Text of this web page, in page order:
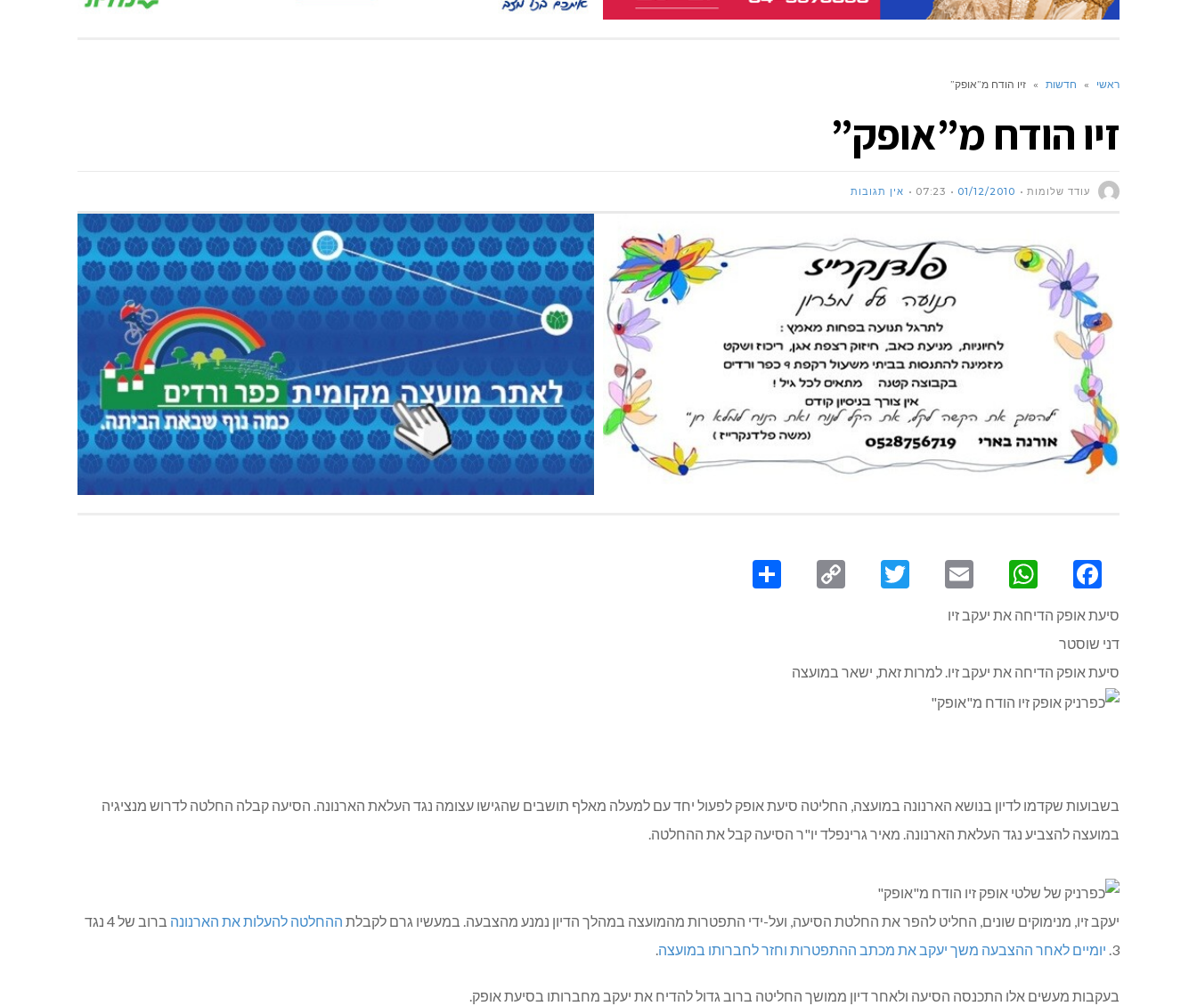
ראשי » חדשות » זיו הודח מ”אופק”
זיו הודח מ”אופק”
עודד שלומות 01/12/2010
07:23 אין תגובות
Facebook
WhatsApp
Email
Twitter
Copy
סיעת אופק הדיחה את יעקב זיו
דני שוסטר
סיעת אופק הדיחה את יעקב זיו. למרות זאת, ישאר במועצה
בשבועות שקדמו לדיון בנושא הארנונה במועצה, החליטה סיעת אופק לפעול יחד עם למעלה מאלף תושבים שהגישו עצומה נגד העלאת הארנונה. הסיעה קבלה החלטה לדרוש מנציגיה
במועצה להצביע נגד העלאת הארנונה. מאיר גרינפלד יו"ר הסיעה קבל את ההחלטה.
יעקב זיו, מנימוקים שונים, החליט להפר את החלטת הסיעה, ועל-ידי התפטרות מהמועצה במהלך הדיון נמנע מהצבעה. במעשיו גרם לקבלת ההחלטה להעלות את הארנונה
ברוב של 4 נגד
3. יומיים לאחר ההצבעה משך יעקב את מכתב ההתפטרות וחזר לחברותו במועצה.
בעקבות מעשים אלו התכנסה הסיעה ולאחר דיון ממושך החליטה ברוב גדול להדיח את יעקב מחברותו בסיעת אופק.